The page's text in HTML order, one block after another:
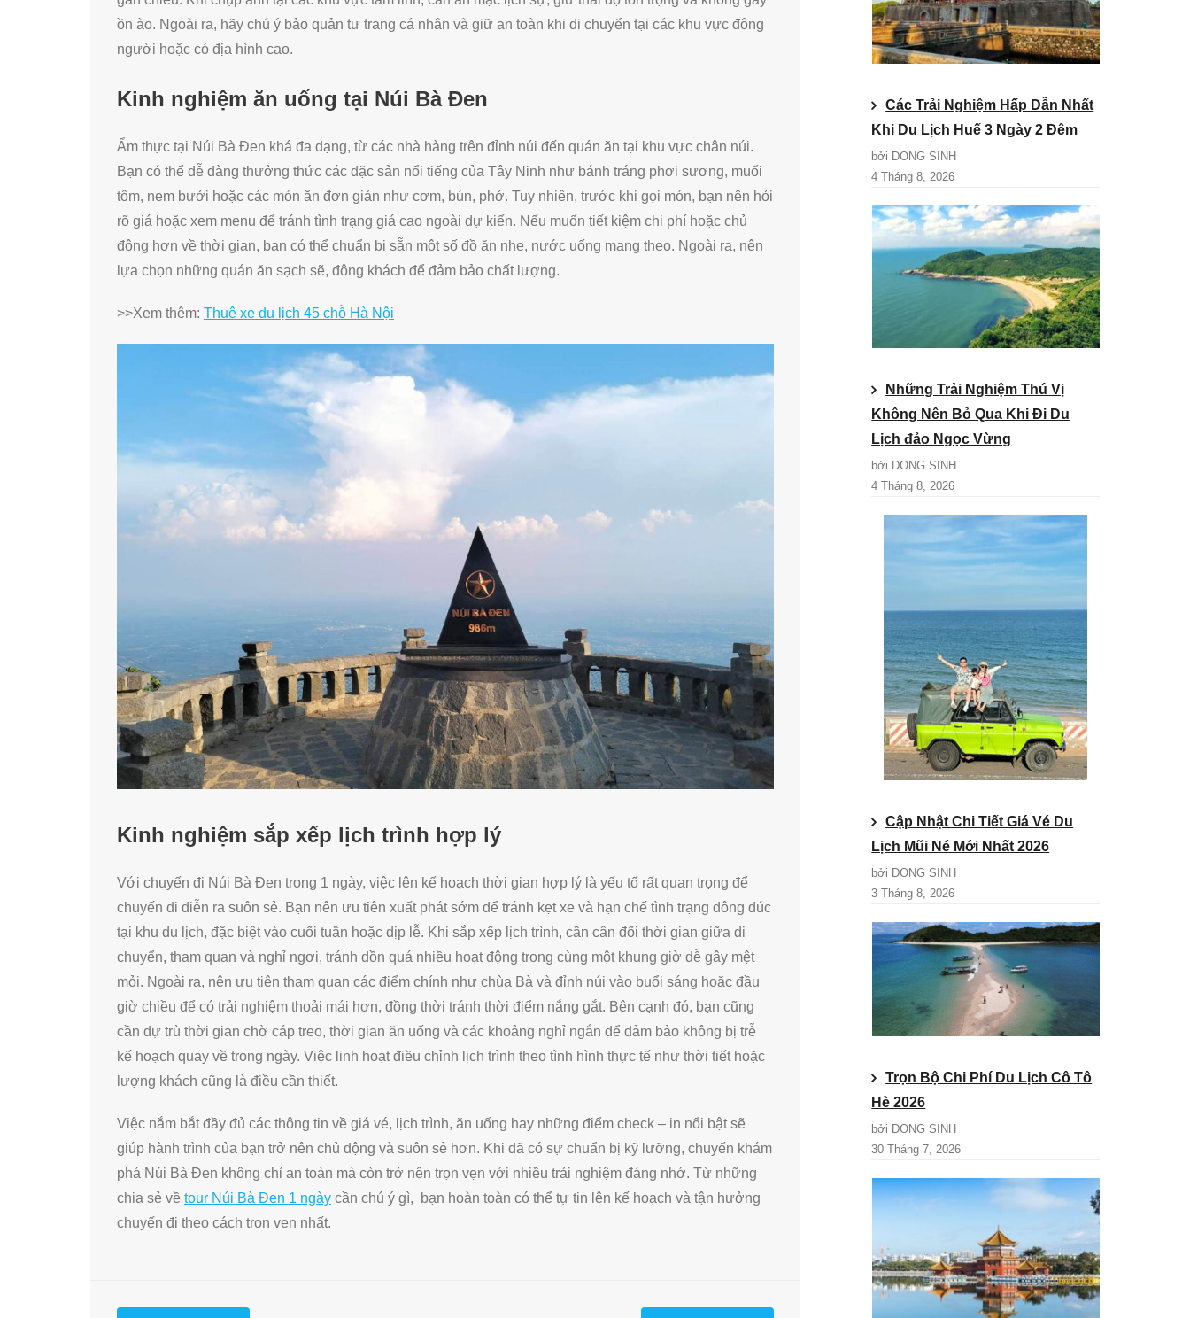
ồn ào. Ngoài ra, hãy chú ý bảo quản tư trang cá nhân và giữ an toàn khi di chuyển tại các khu vực đông
người hoặc có địa hình cao.
Kinh nghiệm ăn uống tại Núi Bà Đen
Ẩm thực tại Núi Bà Đen khá đa dạng, từ các nhà hàng trên đỉnh núi đến quán ăn tại khu vực chân núi.
Bạn có thể dễ dàng thưởng thức các đặc sản nổi tiếng của Tây Ninh như bánh tráng phơi sương, muối
tôm, nem bưởi hoặc các món ăn đơn giản như cơm, bún, phở. Tuy nhiên, trước khi gọi món, bạn nên hỏi
rõ giá hoặc xem menu để tránh tình trạng giá cao ngoài dự kiến. Nếu muốn tiết kiệm chi phí hoặc chủ
động hơn về thời gian, bạn có thể chuẩn bị sẵn một số đồ ăn nhẹ, nước uống mang theo. Ngoài ra, nên
lựa chọn những quán ăn sạch sẽ, đông khách để đảm bảo chất lượng.
>>Xem thêm: Thuê xe du lịch 45 chỗ Hà Nội
Kinh nghiệm sắp xếp lịch trình hợp lý
Với chuyến đi Núi Bà Đen trong 1 ngày, việc lên kế hoạch thời gian hợp lý là yếu tố rất quan trọng để
chuyến đi diễn ra suôn sẻ. Bạn nên ưu tiên xuất phát sớm để tránh kẹt xe và hạn chế tình trạng đông đúc
tại khu du lịch, đặc biệt vào cuối tuần hoặc dịp lễ. Khi sắp xếp lịch trình, cần cân đối thời gian giữa di
chuyển, tham quan và nghỉ ngơi, tránh dồn quá nhiều hoạt động trong cùng một khung giờ dễ gây mệt
mỏi. Ngoài ra, nên ưu tiên tham quan các điểm chính như chùa Bà và đỉnh núi vào buổi sáng hoặc đầu
giờ chiều để có trải nghiệm thoải mái hơn, đồng thời tránh thời điểm nắng gắt. Bên cạnh đó, bạn cũng
cần dự trù thời gian chờ cáp treo, thời gian ăn uống và các khoảng nghỉ ngắn để đảm bảo không bị trễ
kế hoạch quay về trong ngày. Việc linh hoạt điều chỉnh lịch trình theo tình hình thực tế như thời tiết hoặc
lượng khách cũng là điều cần thiết.
Việc nắm bắt đầy đủ các thông tin về giá vé, lịch trình, ăn uống hay những điểm check – in nổi bật sẽ
giúp hành trình của bạn trở nên chủ động và suôn sẻ hơn. Khi đã có sự chuẩn bị kỹ lưỡng, chuyến khám
phá Núi Bà Đen không chỉ an toàn mà còn trở nên trọn vẹn với nhiều trải nghiệm đáng nhớ. Từ những
chia sẻ về tour Núi Bà Đen 1 ngày cần chú ý gì, bạn hoàn toàn có thể tự tin lên kế hoạch và tận hưởng
chuyến đi theo cách trọn vẹn nhất.
Các Trải Nghiệm Hấp Dẫn Nhất
Khi Du Lịch Huế 3 Ngày 2 Đêm
bởi DONG SINH
4 Tháng 8, 2026
Những Trải Nghiệm Thú Vị
Không Nên Bỏ Qua Khi Đi Du
Lịch đảo Ngọc Vừng
bởi DONG SINH
4 Tháng 8, 2026
Cập Nhật Chi Tiết Giá Vé Du
Lịch Mũi Né Mới Nhất 2026
bởi DONG SINH
3 Tháng 8, 2026
Trọn Bộ Chi Phí Du Lịch Cô Tô
Hè 2026
bởi DONG SINH
30 Tháng 7, 2026